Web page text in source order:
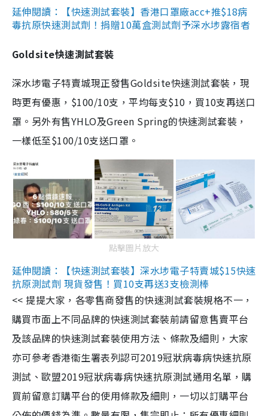
延伸閱讀：【快速測試套裝】香港口罩廠acc+推$18病
毒抗原快速測試劑！捐贈10萬盒測試劑予深水埗露宿者
Goldsite快速測試套裝
深水埗電子特賣城現正發售Goldsite快速測試套裝，現
時更有優惠，$100/10支，平均每支$10，買10支再送口
罩。另外有售YHLO及Green Spring的快速測試套裝，
一樣低至$100/10支送口罩。
點擊圖片放大
延伸閱讀：【快速測試套裝】深水埗電子特賣城$15快速
抗原測試劑 現貨發售！買10支再送3支檢測棒
<< 提提大家，各零售商發售的快速測試套裝規格不一，
購買市面上不同品牌的快速測試套裝前請留意售賣平台
及該品牌的快速測試套裝使用方法、條款及細則，大家
亦可參考香港衞生署表列認可2019冠狀病毒病快速抗原
測試、歐盟2019冠狀病毒病快速抗原測試通用名單，購
買前留意訂購平台的使用條款及細則，一切以訂購平台